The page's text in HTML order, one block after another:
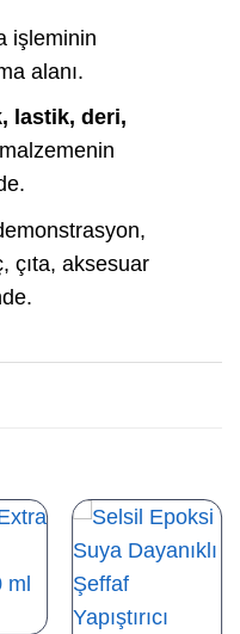
işleminin
alanı.
lastik, deri,
çıta, aksesuar